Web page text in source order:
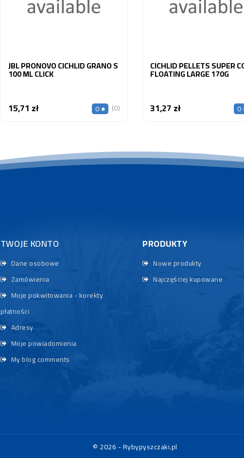
JBL PRONOVO CICHLID GRANO S
100 ML CLICK
15,71 złCena 0 (0)
CICHLID PELLETS SUPER
FLOATING LARGE 170G
31,27 złCena 0
TWOJE KONTO
Dane osobowe
Zamówienia
Moje pokwitowania - korekty
płatności
Adresy
Moje powiadomienia
My blog comments
PRODUKTY
Nowe produkty
Najczęściej kupowane
© 2026 - Rybypyszczaki.pl